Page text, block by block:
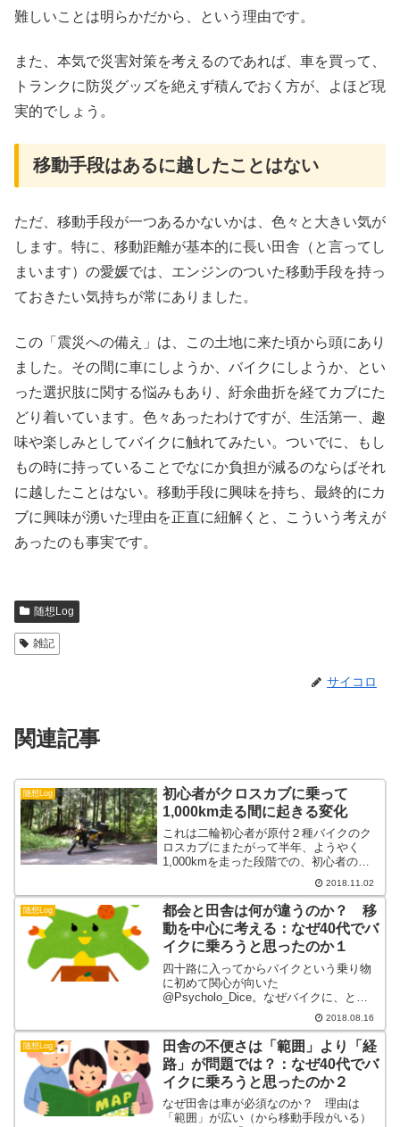
難しいことは明らかだから、という理由です。
また、本気で災害対策を考えるのであれば、車を買って、
トランクに防災グッズを絶えず積んでおく方が、よほど現
実的でしょう。
移動手段はあるに越したことはない
ただ、移動手段が一つあるかないかは、色々と大きい気が
します。特に、移動距離が基本的に長い田舎（と言ってし
まいます）の愛媛では、エンジンのついた移動手段を持っ
ておきたい気持ちが常にありました。
この「震災への備え」は、この土地に来た頃から頭にあり
ました。その間に車にしようか、バイクにしようか、とい
った選択肢に関する悩みもあり、紆余曲折を経てカブにた
どり着いています。色々あったわけですが、生活第一、趣
味や楽しみとしてバイクに触れてみたい。ついでに、もし
もの時に持っていることでなにか負担が減るのならばそれ
に越したことはない。移動手段に興味を持ち、最終的にカ
ブに興味が湧いた理由を正直に紐解くと、こういう考えが
あったのも事実です。
随想Log
雑記
サイコロ
関連記事
随想Log
初心者がクロスカブに乗って
1,000km走る間に起きる変化
これは二輪初心者が原付２種バイクのク
ロスカブにまたがって半年、ようやく
1,000kmを走った段階での、初心者の心
2018.11.02
随想Log
都会と田舎は何が違うのか？ 移
動を中心に考える：なぜ40代でバ
イクに乗ろうと思ったのか１
四十路に入ってからバイクという乗り物
に初めて関心が向いた
@Psycholo_Dice。なぜバイクに、とい
うあたりを書き残しておこうと思いま
2018.08.16
随想Log
田舎の不便さは「範囲」より「経
路」が問題では？：なぜ40代でバ
イクに乗ろうと思ったのか２
なぜ田舎は車が必須なのか？ 理由は
「範囲」が広い（から移動手段がいる）